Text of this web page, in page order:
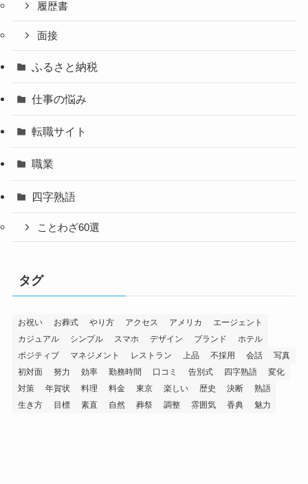
履歴書
面接
ふるさと納税
仕事の悩み
転職サイト
職業
四字熟語
ことわざ60選
タグ
お祝い お葬式 やり方 アクセス アメリカ
エージェント
カジュアル
シンプル スマホ デザイン ブランド
ホテル
ポジティブ
マネジメント レストラン 上品 不採用 会話
写真
初対面
努力 効率 勤務時間 口コミ 告別式 四字熟語
変化
対策
年賀状 料理 料金 東京 楽しい 歴史 決断
熟語
生き方
目標 素直 自然 葬祭 調整 雰囲気 香典 魅力